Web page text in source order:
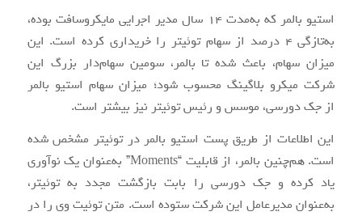
استیو بالمر که به‌مدت 14 سال مدیر اجرایی مایکروسافت بوده،
به‌تازگی 4 درصد از سهام توئیتر را خریداری کرده است. این
میزان سهام، باعث شده تا بالمر، سومین سهام‌دار بزرگ این
شرکت میکرو بلاگینگ محسوب شود؛ میزان سهام استیو بالمر
از جک دورسی، موسس و رئیس توئیتر نیز بیشتر است.
این اطلاعات از طریق پست استیو بالمر در توئیتر مشخص شده
است. هم‌چنین بالمر، از قابلیت “Moments” به‌عنوان یک نوآوری
یاد کرده و جک دورسی را بابت بازگشت مجدد به‌ توئیتر،
به‌عنوان مدیرعامل این شرکت ستوده است. متن توئیت وی را در